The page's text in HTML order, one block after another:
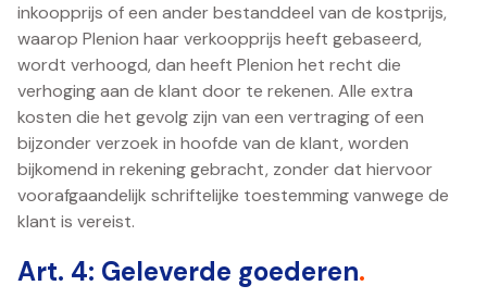
inkoopprijs of een ander bestanddeel van de kostprijs,
waarop Plenion haar verkoopprijs heeft gebaseerd,
wordt verhoogd, dan heeft Plenion het recht die
verhoging aan de klant door te rekenen. Alle extra
kosten die het gevolg zijn van een vertraging of een
bijzonder verzoek in hoofde van de klant, worden
bijkomend in rekening gebracht, zonder dat hiervoor
voorafgaandelijk schriftelijke toestemming vanwege de
klant is vereist.
Art. 4: Geleverde goederen.